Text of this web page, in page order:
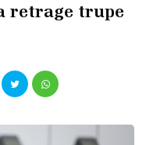
retrage trupe